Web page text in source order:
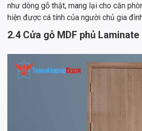
như dòng gỗ thật, mang lại cho căn
hiện được cá tính của người chủ gia
2.4 Cửa gỗ MDF phủ Laminate